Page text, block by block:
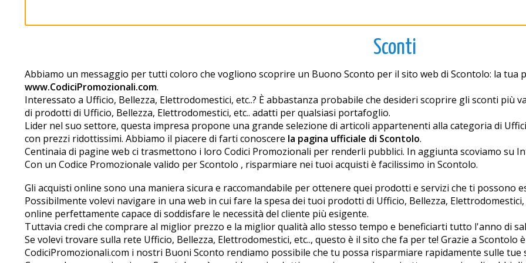
Sconti
Abbiamo un messaggio per tutti coloro che vogliono scoprire un Buono Sconto per il sito web di Scontolo: la tua
www.CodiciPromozionali.com.
Interessato a Ufficio, Bellezza, Elettrodomestici, etc..? È abbastanza probabile che desideri scoprire gli sconti più
di prodotti di Ufficio, Bellezza, Elettrodomestici, etc.. adatti per qualsiasi portafoglio.
Lider nel suo settore, questa impresa propone una grande selezione di articoli appartenenti alla categoria di
con prezzi ridottissimi. Abbiamo il piacere di farti conoscere la pagina ufficiale di Scontolo.
Centinaia di pagine web ci trasmettono i loro Codici Promozionali per renderli pubblici. In aggiunta scoviamo
Con un Codice Promozionale valido per Scontolo , risparmiare nei tuoi acquisti è facilissimo in Scontolo.
Gli acquisti online sono una maniera sicura e raccomandabile per ottenere quei prodotti e servizi che ti possono
Possibilmente volevi navigare in una web in cui fare la spesa dei tuoi prodotti di Ufficio, Bellezza,
online perfettamente capace di soddisfare le necessità del cliente più esigente.
Tuttavia credi che comprare al miglior prezzo e la miglior qualità allo stesso tempo e beneficiarti tutto l'anno di
Se volevi trovare sulla rete Ufficio, Bellezza, Elettrodomestici, etc.., questo è il sito che fa per te! Grazie a Scontolo
CodiciPromozionali.com i nostri Buoni Sconto rendiamo possibile che tu possa risparmiare rapidamente sulle tue